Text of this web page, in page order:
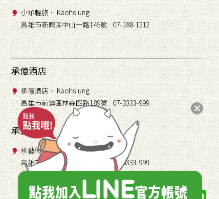
小承輕旅． Kaohsiung
高雄市新興區中山一路145號 07-288-1212
承億酒店
承億酒店． Kaohsiung
高雄市前鎮區林森四路189號 07-3333-999
承藝術
承藝術． TAI Gallery
高雄市前鎮區林森四路189號 07-3333-999